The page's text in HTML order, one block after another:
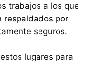
trabajos a los que
respaldados por
seguros.
lugares para